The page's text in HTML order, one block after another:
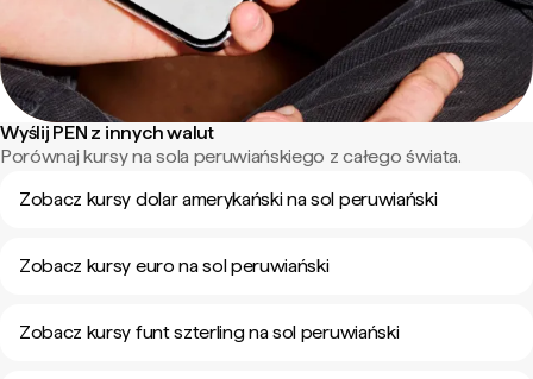
Wyślij PEN z innych walut
Porównaj kursy na sola peruwiańskiego z całego świata.
Zobacz kursy dolar amerykański na sol peruwiański
Zobacz kursy euro na sol peruwiański
Zobacz kursy funt szterling na sol peruwiański